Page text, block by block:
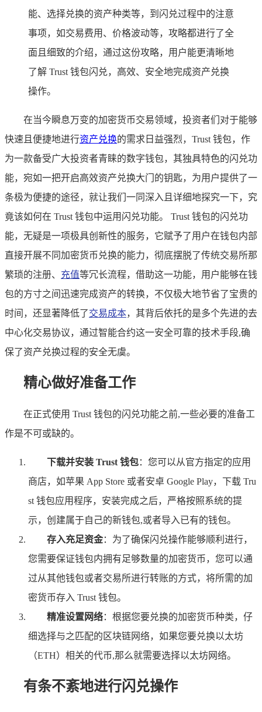
能、选择兑换的资产种类等，到闪兑过程中的注意
事项，如交易费用、价格波动等，攻略都进行了全
面且细致的介绍，通过这份攻略，用户能更清晰地
了解 Trust 钱包闪兑，高效、安全地完成资产兑换
操作。
在当今瞬息万变的加密货币交易领域，投资者们对于能够
快速且便捷地进行资产兑换的需求日益强烈，Trust 钱包，作
为一款备受广大投资者青睐的数字钱包，其独具特色的闪兑功
能，宛如一把开启高效资产兑换大门的钥匙，为用户提供了一
条极为便捷的途径，就让我们一同深入且详细地探究一下，究
竟该如何在 Trust 钱包中运用闪兑功能。 Trust 钱包的闪兑功
能，无疑是一项极具创新性的服务，它赋予了用户在钱包内部
直接开展不同加密货币兑换的能力，彻底摆脱了传统交易所那
繁琐的注册、 充值等冗长流程，借助这一功能，用户能够在钱
包的方寸之间迅速完成资产的转换，不仅极大地节省了宝贵的
时间，还显著降低了交易成本，其背后依托的是多个先进的去
中心化交易协议，通过智能合约这一安全可靠的技术手段,确
保了资产兑换过程的安全无虞。
精心做好准备工作
在正式使用 Trust 钱包的闪兑功能之前,一些必要的准备工
作是不可或缺的。
下载并安装 Trust 钱包：您可以从官方指定的应用
商店，如苹果 App Store 或者安卓 Google Play，下载 Tru
st 钱包应用程序，安装完成之后，严格按照系统的提
示，创建属于自己的新钱包,或者导入已有的钱包。
存入充足资金：为了确保闪兑操作能够顺利进行，
您需要保证钱包内拥有足够数量的加密货币，您可以通
过从其他钱包或者交易所进行转账的方式，将所需的加
密货币存入 Trust 钱包。
精准设置网络：根据您要兑换的加密货币种类，仔
细选择与之匹配的区块链网络，如果您要兑换以太坊
（ETH）相关的代币,那么就需要选择以太坊网络。
有条不紊地进行闪兑操作